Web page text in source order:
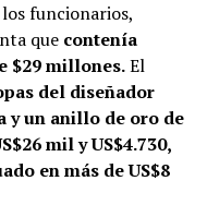
funcionarios,
que contenía
$29 millones.El
del diseñador
y un anillo de oro de
mil y US$4.730,
en más de US$8